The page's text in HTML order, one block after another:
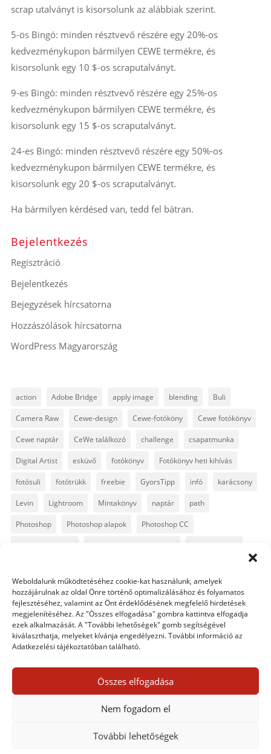
Weboldalunk működtetéséhez cookie-kat használunk, amelyek
hozzájárulnak az oldal Önre történő optimalizálásához és folyamatos
fejlesztéséhez, valamint az Önt érdeklődésének megfelelő hirdetések
megjelenítéséhez. Az "Összes elfogadása" gombra kattintva elfogadja
ezek alkalmazását. A "További lehetőségek" gomb segítségével
kiválaszthatja, melyeket kívánja engedélyezni. További információ az
Adatkezelési tájékoztatóban található.
Összes elfogadása
Nem fogadom el
További lehetőségek
scrap utalványt is kisorsolunk az alábbiak szerint.
5-ös Bingó: minden résztvevő részére egy 20%-os
kedvezménykupon bármilyen CEWE termékre, és
kisorsolunk egy 10 $-os scraputalványt.
9-es Bingó: minden résztvevő részére egy 25%-os
kedvezménykupon bármilyen CEWE termékre, és
kisorsolunk egy 15 $-os scraputalványt.
24-es Bingó: minden résztvevő részére egy 50%-os
kedvezménykupon bármilyen CEWE termékre, és
kisorsolunk egy 20 $-os scraputalványt.
Ha bármilyen kérdésed van, tedd fel bátran.
Bejelentkezés
Regisztráció
Bejelentkezés
Bejegyzések hírcsatorna
Hozzászólások hírcsatorna
WordPress Magyarország
action Adobe Bridge apply image blending Buli
Camera Raw Cewe-design Cewe-fotóköny Cewe fotókönyv
Cewe naptár CeWe találkozó challenge csapatmunka
Digital Artist esküvő fotókönyv Fotókönyv heti kihívás
fotósuli fotótrükk freebie GyorsTipp infó karácsony
Levin Lightroom Mintakönyv naptár path
Photoshop Photoshop alapok Photoshop CC
szövegszerkesztés template text Topaz trükkök
videó vintage
0 hozzászólás
Egy hozzászólás elküldése
Hozzászólás küldéséhezbe kell jelentkezni